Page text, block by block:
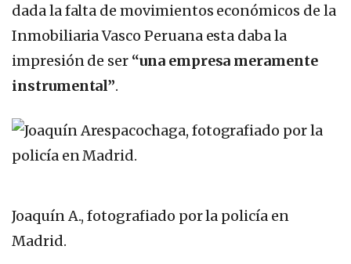
dada la falta de movimientos económicos de la
Inmobiliaria Vasco Peruana esta daba la
impresión de ser “una empresa meramente
instrumental”.
Joaquín A., fotografiado por la policía en
Madrid.